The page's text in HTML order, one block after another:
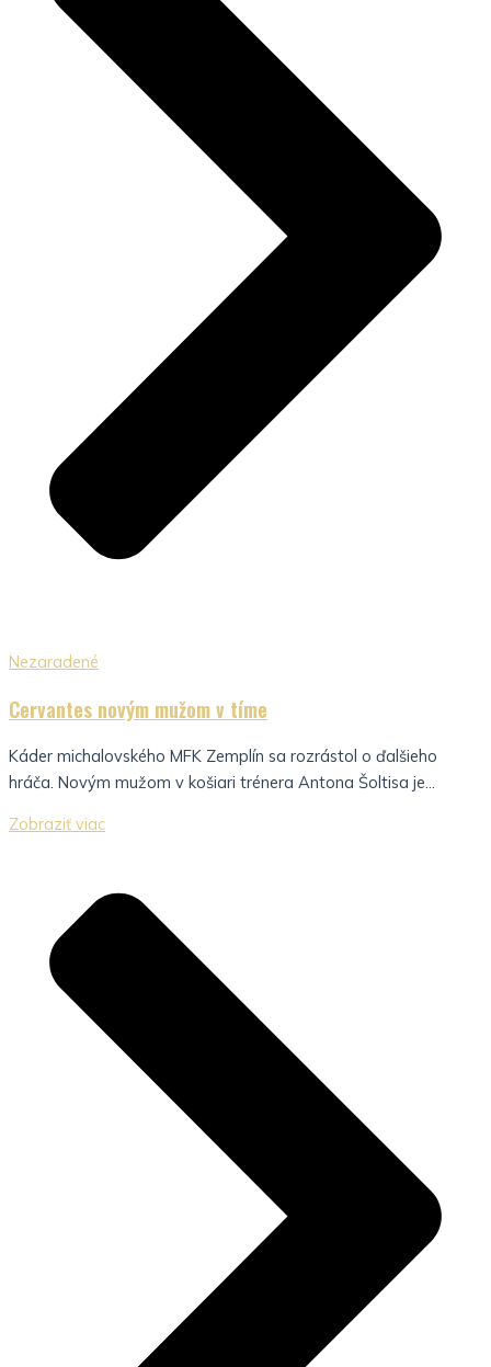
Nezaradené
Cervantes novým mužom v tíme
Káder michalovského MFK Zemplín sa rozrástol o ďalšieho
hráča. Novým mužom v košiari trénera Antona Šoltisa je...
Zobraziť viac